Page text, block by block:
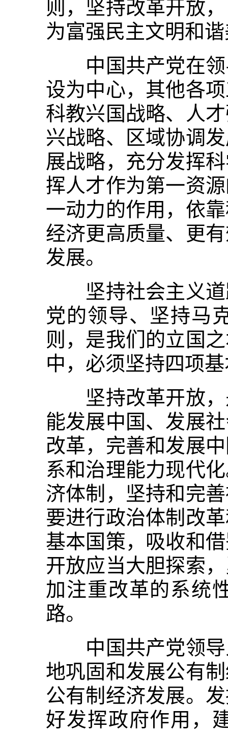
则，坚持改革开放
为富强民主文明和
中国共产党在领
设为中心，其他各
科教兴国战略、人
兴战略、区域协调
展战略，充分发挥
挥人才作为第一资
一动力的作用，依
经济更高质量、更
发展。
坚持社会主义道
党的领导、坚持马
则，是我们的立国
中，必须坚持四项
坚持改革开放，
能发展中国、发展
改革，完善和发展
系和治理能力现代
济体制，坚持和完
要进行政治体制改
基本国策，吸收和
开放应当大胆探索
加注重改革的系统
路。
中国共产党领导
地巩固和发展公有
公有制经济发展。
好发挥政府作用，